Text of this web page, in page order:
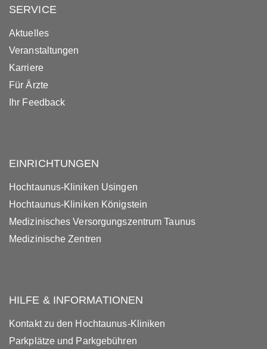
SERVICE
Aktuelles
Veranstaltungen
Karriere
Für Ärzte
Ihr Feedback
EINRICHTUNGEN
Hochtaunus-Kliniken Usingen
Hochtaunus-Kliniken Königstein
Medizinisches Versorgungszentrum Taunus
Medizinische Zentren
HILFE & INFORMATIONEN
Kontakt zu den Hochtaunus-Kliniken
Parkplätze und Parkgebühren